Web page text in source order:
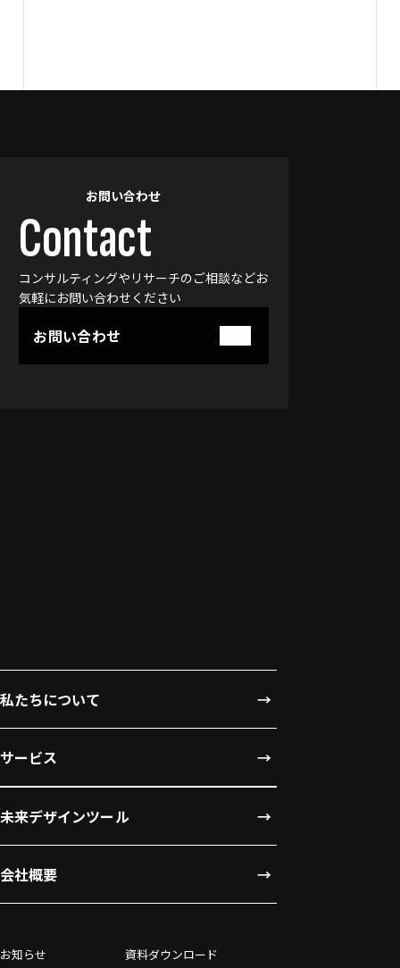
お問い合わせ
Contact
コンサルティングやリサーチのご相談などお
気軽にお問い合わせください
お問い合わせ
私たちについて
サービス
未来デザインツール
会社概要
お知らせ 資料ダウンロード